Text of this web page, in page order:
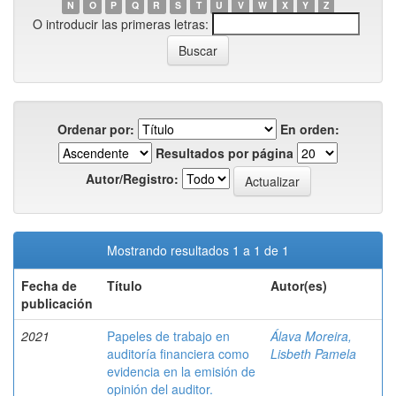
N
O P Q R S T U V W X Y Z
O introducir las primeras letras:
Ordenar por:
En orden:
Resultados por página
Autor/Registro:
Mostrando resultados 1 a 1 de 1
Fecha de
publicación
Título Autor(es)
2021
Papeles de trabajo en
auditoría financiera como
evidencia en la emisión de
opinión del auditor.
Álava Moreira,
Lisbeth Pamela